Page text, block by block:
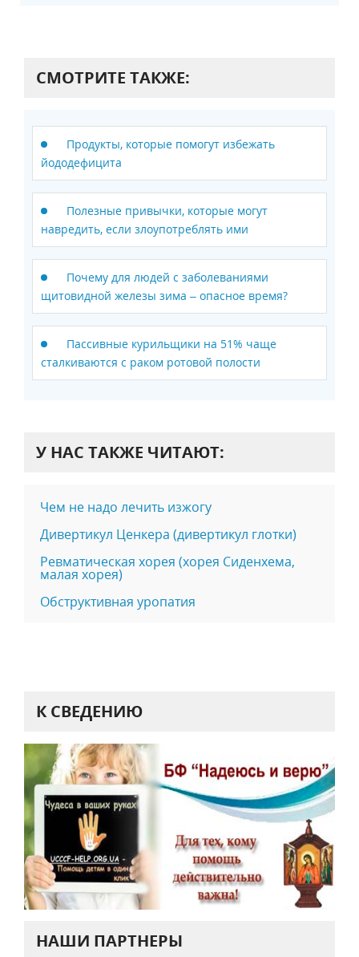
СМОТРИТЕ ТАКЖЕ:
Продукты, которые помогут избежать
йододефицита
Полезные привычки, которые могут
навредить, если злоупотреблять ими
Почему для людей с заболеваниями
щитовидной железы зима – опасное время?
Пассивные курильщики на 51% чаще
сталкиваются с раком ротовой полости
У НАС ТАКЖЕ ЧИТАЮТ:
Чем не надо лечить изжогу
Дивертикул Ценкера (дивертикул глотки)
Ревматическая хорея (хорея Сиденхема,
малая хорея)
Обструктивная уропатия
К СВЕДЕНИЮ
НАШИ ПАРТНЕРЫ